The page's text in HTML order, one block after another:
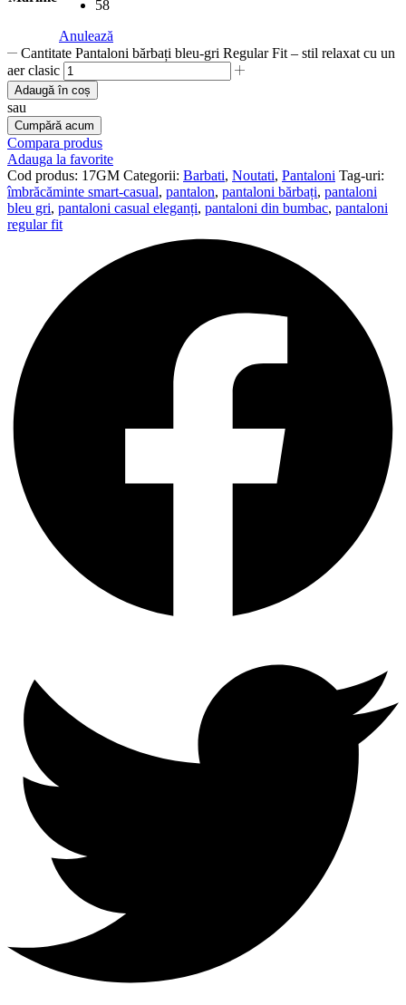
58
Anulează
Cantitate Pantaloni bărbați bleu-gri Regular Fit – stil relaxat cu un
aer clasic
Adaugă în coș
sau
Cumpără acum
Compara produs
Adauga la favorite
Cod produs: 17GM Categorii: Barbati, Noutati, Pantaloni Tag-uri:
îmbrăcăminte smart-casual, pantalon, pantaloni bărbați, pantaloni
bleu gri, pantaloni casual eleganți, pantaloni din bumbac, pantaloni
regular fit